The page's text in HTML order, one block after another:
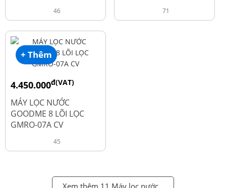
46 71
+ Thêm
4.450.000đ(VAT)
6.250.000
MÁY LỌC NƯỚC
GOODME 8 LÕI LỌC
GMRO-07A CV
45
Xem thêm 11 Máy lọc nước